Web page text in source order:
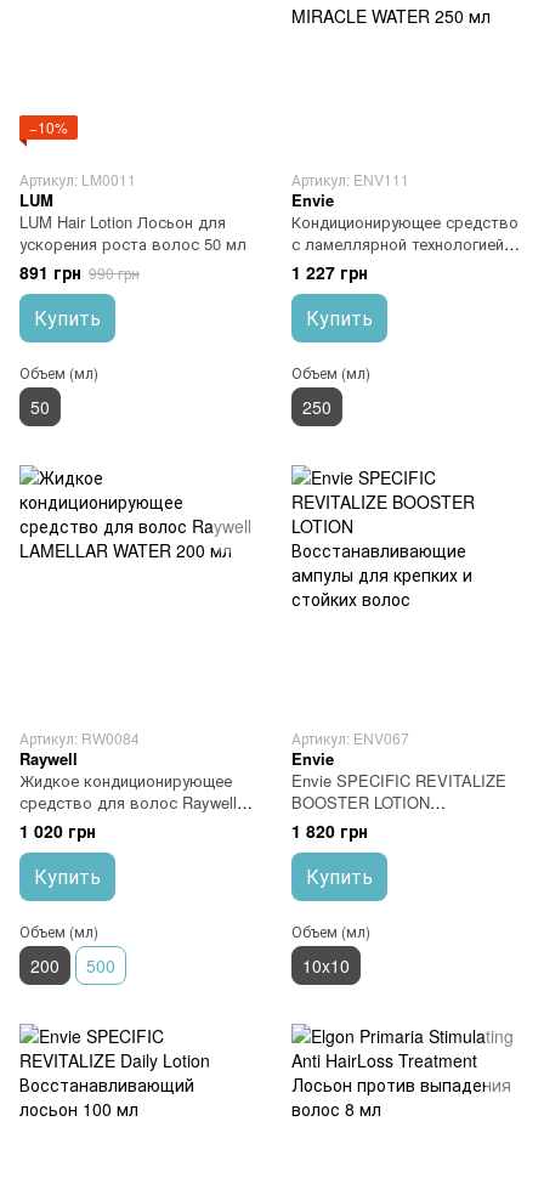
−10%
Артикул: LM0011
LUM
LUM Hair Lotion Лосьон для
ускорения роста волос 50 мл
891 грн 990 грн
Купить
Объем (мл)
50
Артикул: ENV111
Envie
Кондиционирующее средство
с ламеллярной технологией
Envie SOS EXPRESS
SUBLIME MIRACLE WATER
250 мл
1 227 грн
Купить
Объем (мл)
250
Артикул: RW0084
Raywell
Жидкое кондиционирующее
средство для волос Raywell
LAMELLAR WATER 200 мл
1 020 грн
Купить
Объем (мл)
200 500
Артикул: ENV067
Envie
Envie SPECIFIC REVITALIZE
BOOSTER LOTION
Восстанавливающие ампулы
для крепких и стойких волос
1 820 грн
Купить
Объем (мл)
10x10